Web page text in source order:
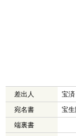
差出人
宝済
宛名書
宝
端裏書